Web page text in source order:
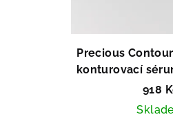
o
d
Precious
konturovací
918